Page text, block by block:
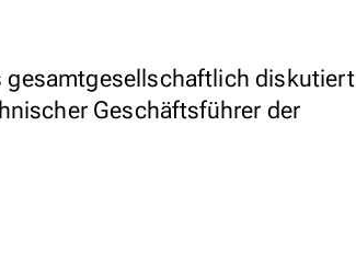
gesamtgesellschaftlich diskutiert
Geschäftsführer der